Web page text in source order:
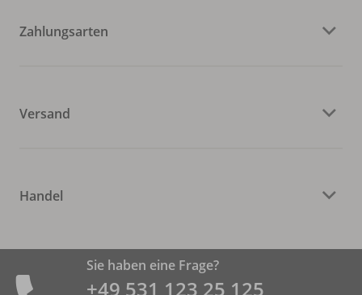
Zahlungsarten
Versand
Handel
Sie haben eine Frage?
+49 531 ­123 25 125